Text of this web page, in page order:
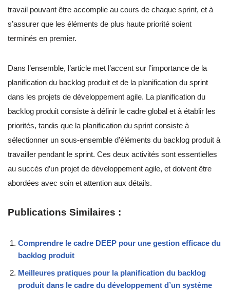
travail pouvant être accomplie au cours de chaque sprint, et à
s’assurer que les éléments de plus haute priorité soient
terminés en premier.
Dans l’ensemble, l’article met l’accent sur l’importance de la
planification du backlog produit et de la planification du sprint
dans les projets de développement agile. La planification du
backlog produit consiste à définir le cadre global et à établir les
priorités, tandis que la planification du sprint consiste à
sélectionner un sous-ensemble d’éléments du backlog produit à
travailler pendant le sprint. Ces deux activités sont essentielles
au succès d’un projet de développement agile, et doivent être
abordées avec soin et attention aux détails.
Publications Similaires :
Comprendre le cadre DEEP pour une gestion efficace du
backlog produit
Meilleures pratiques pour la planification du backlog
produit dans le cadre du développement d’un système